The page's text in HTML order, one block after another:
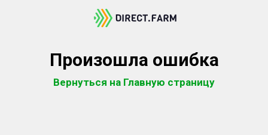
Произошла ошибка
Вернуться на Главную страницу